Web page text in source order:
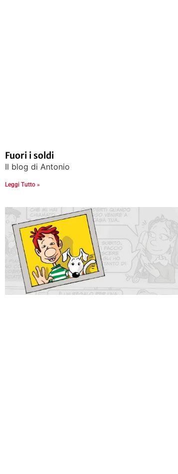
Fuori i soldi
Il blog di Antonio
Leggi Tutto »